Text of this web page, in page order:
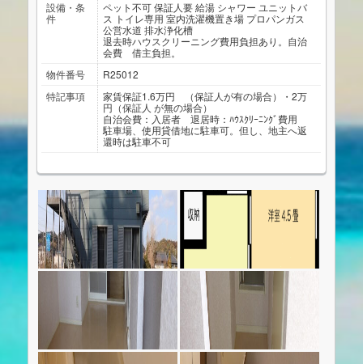
設備・条
件
ペット不可保証人要給湯 シャワー ユニットバ
ス トイレ専用 室内洗濯機置き場 プロパンガス
公営水道 排水浄化槽
退去時ハウスクリーニング費用負担あり。自治
会費 借主負担。
物件番号
R25012
特記事項
家賃保証1.6万円 （保証人が有の場合）・2万
円（保証人 が無の場合）
自治会費：入居者 退居時：ﾊｳｽｸﾘｰﾆﾝｸﾞ費用
駐車場、使用貸借地に駐車可。但し、地主へ返
還時は駐車不可